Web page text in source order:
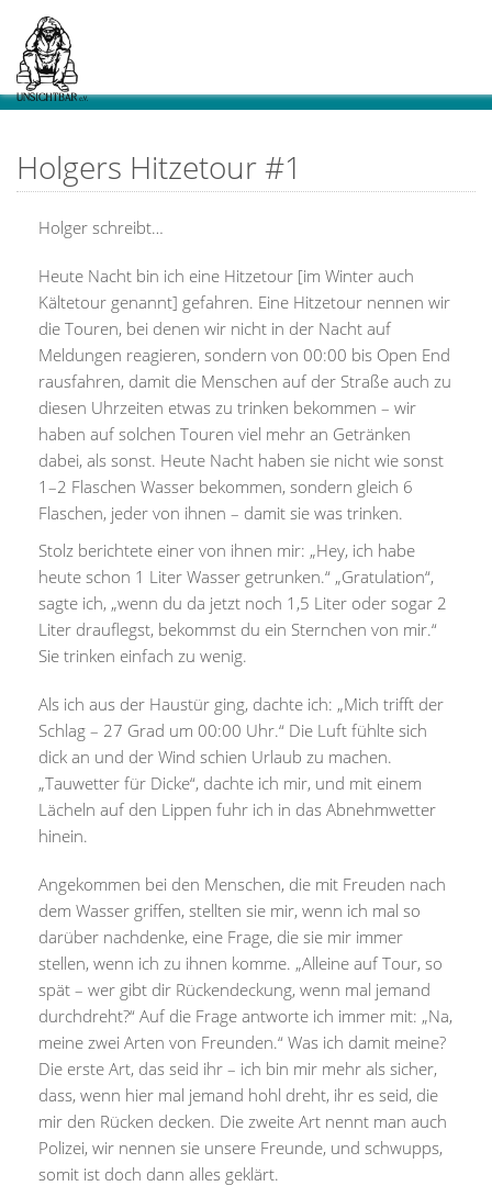
Holgers Hitzetour #1
Holger schreibt…
Heute Nacht bin ich eine Hitzetour [im Winter auch
Kältetour genannt] gefahren. Eine Hitzetour nennen wir
die Touren, bei denen wir nicht in der Nacht auf
Meldungen reagieren, sondern von 00:00 bis Open End
rausfahren, damit die Menschen auf der Straße auch zu
diesen Uhrzeiten etwas zu trinken bekommen – wir
haben auf solchen Touren viel mehr an Getränken
dabei, als sonst. Heute Nacht haben sie nicht wie sonst
1–2 Flaschen Wasser bekommen, sondern gleich 6
Flaschen, jeder von ihnen – damit sie was trinken.
Stolz berichtete einer von ihnen mir: „Hey, ich habe
heute schon 1 Liter Wasser getrunken.“ „Gratulation“,
sagte ich, „wenn du da jetzt noch 1,5 Liter oder sogar 2
Liter drauflegst, bekommst du ein Sternchen von mir.“
Sie trinken einfach zu wenig.
Als ich aus der Haustür ging, dachte ich: „Mich trifft der
Schlag – 27 Grad um 00:00 Uhr.“ Die Luft fühlte sich
dick an und der Wind schien Urlaub zu machen.
„Tauwetter für Dicke“, dachte ich mir, und mit einem
Lächeln auf den Lippen fuhr ich in das Abnehmwetter
hinein.
Angekommen bei den Menschen, die mit Freuden nach
dem Wasser griffen, stellten sie mir, wenn ich mal so
darüber nachdenke, eine Frage, die sie mir immer
stellen, wenn ich zu ihnen komme. „Alleine auf Tour, so
spät – wer gibt dir Rückendeckung, wenn mal jemand
durchdreht?“ Auf die Frage antworte ich immer mit: „Na,
meine zwei Arten von Freunden.“ Was ich damit meine?
Die erste Art, das seid ihr – ich bin mir mehr als sicher,
dass, wenn hier mal jemand hohl dreht, ihr es seid, die
mir den Rücken decken. Die zweite Art nennt man auch
Polizei, wir nennen sie unsere Freunde, und schwupps,
somit ist doch dann alles geklärt.